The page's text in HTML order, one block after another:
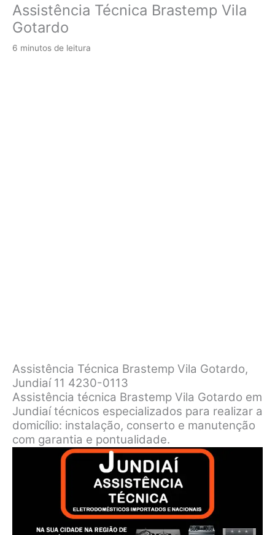
Assistência Técnica Brastemp Vila
Gotardo
6 minutos de leitura
Assistência Técnica Brastemp Vila Gotardo,
Jundiaí 11 4230-0113
Assistência técnica Brastemp Vila Gotardo em
Jundiaí técnicos especializados para realizar a
domicílio: instalação, conserto e manutenção
com garantia e pontualidade.